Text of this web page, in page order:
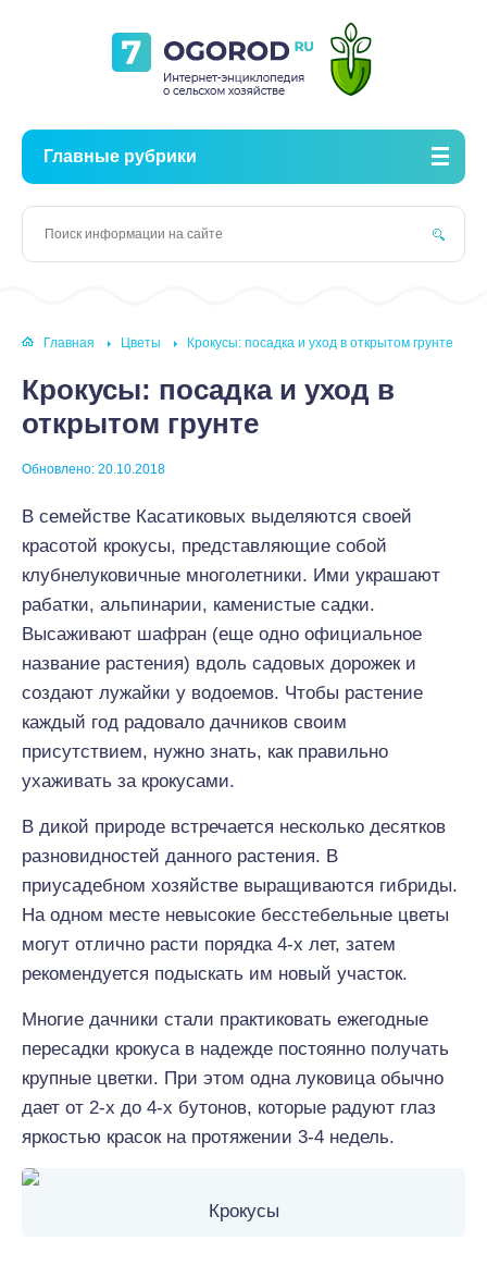
Главные рубрики
Главная Цветы Крокусы: посадка и уход в открытом грунте
Крокусы: посадка и уход в
открытом грунте
Обновлено: 20.10.2018
В семействе Касатиковых выделяются своей
красотой крокусы, представляющие собой
клубнелуковичные многолетники. Ими украшают
рабатки, альпинарии, каменистые садки.
Высаживают шафран (еще одно официальное
название растения) вдоль садовых дорожек и
создают лужайки у водоемов. Чтобы растение
каждый год радовало дачников своим
присутствием, нужно знать, как правильно
ухаживать за крокусами.
В дикой природе встречается несколько десятков
разновидностей данного растения. В
приусадебном хозяйстве выращиваются гибриды.
На одном месте невысокие бесстебельные цветы
могут отлично расти порядка 4-х лет, затем
рекомендуется подыскать им новый участок.
Многие дачники стали практиковать ежегодные
пересадки крокуса в надежде постоянно получать
крупные цветки. При этом одна луковица обычно
дает от 2-х до 4-х бутонов, которые радуют глаз
яркостью красок на протяжении 3-4 недель.
Крокусы